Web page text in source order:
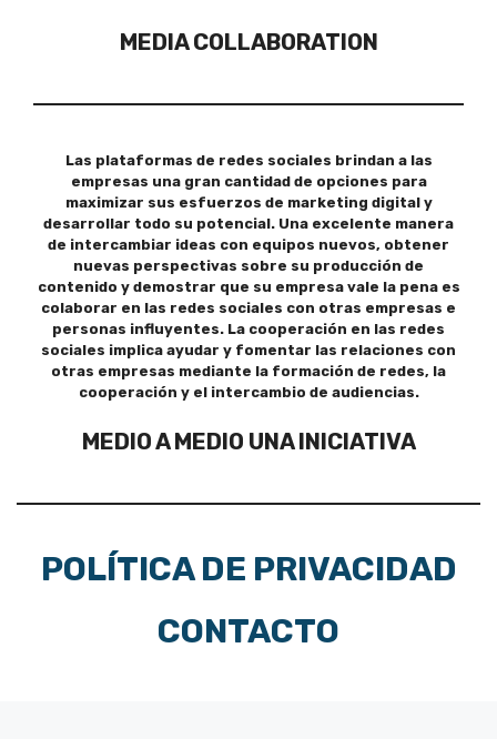
MEDIA COLLABORATION
Las plataformas de redes sociales brindan a las
empresas una gran cantidad de opciones para
maximizar sus esfuerzos de marketing digital y
desarrollar todo su potencial. Una excelente manera
de intercambiar ideas con equipos nuevos, obtener
nuevas perspectivas sobre su producción de
contenido y demostrar que su empresa vale la pena es
colaborar en las redes sociales con otras empresas e
personas influyentes. La cooperación en las redes
sociales implica ayudar y fomentar las relaciones con
otras empresas mediante la formación de redes, la
cooperación y el intercambio de audiencias.
MEDIO A MEDIO UNA INICIATIVA
POLÍTICA DE PRIVACIDAD
CONTACTO